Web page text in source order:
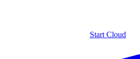
Start Cloud